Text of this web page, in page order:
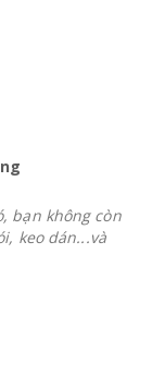
bạn không còn
keo dán...và